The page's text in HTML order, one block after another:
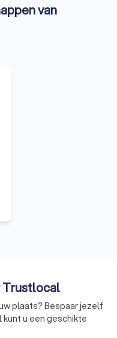
van
Trustlocal
plaats? Bespaar jezelf
u een geschikte